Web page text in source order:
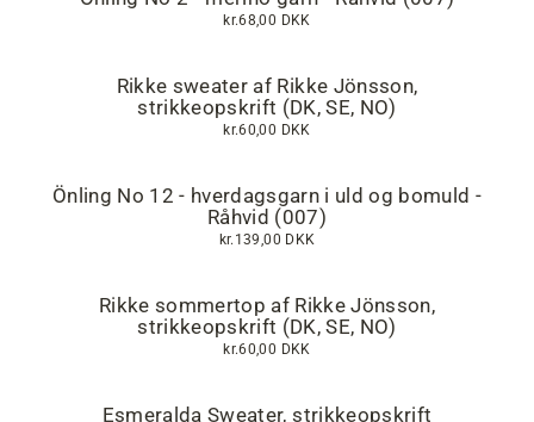
kr.68,00 DKK
Rikke sweater af Rikke Jönsson,
strikkeopskrift (DK, SE, NO)
kr.60,00 DKK
Önling No 12 - hverdagsgarn i uld og bomuld -
Råhvid (007)
kr.139,00 DKK
Rikke sommertop af Rikke Jönsson,
strikkeopskrift (DK, SE, NO)
kr.60,00 DKK
Esmeralda Sweater, strikkeopskrift